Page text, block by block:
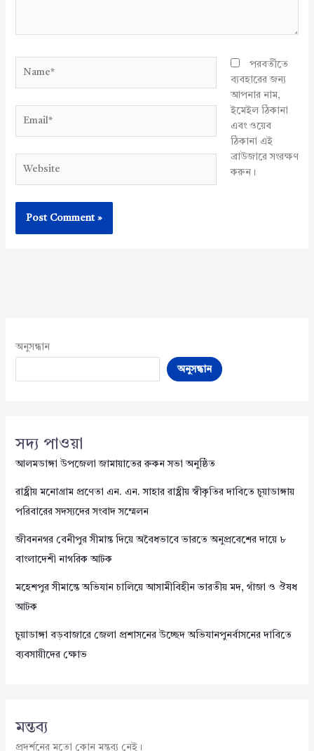
পরবর্তীতে
ব্যবহারের জন্য
আপনার নাম,
ইমেইল ঠিকানা
এবং ওয়েব
ঠিকানা এই
ব্রাউজারে সংরক্ষণ
করুন।
অনুসন্ধান
অনুসন্ধান
সদ্য পাওয়া
আলমডাঙ্গা উপজেলা জামায়াতের রুকন সভা অনুষ্ঠিত
রাষ্ট্রীয় মনোগ্রাম প্রণেতা এন. এন. সাহার রাষ্ট্রীয় স্বীকৃতির দাবিতে চুয়াডাঙ্গায়
পরিবারের সদস্যদের সংবাদ সম্মেলন
জীবননগর বেনীপুর সীমান্ত দিয়ে অবৈধভাবে ভারতে অনুপ্রবেশের দায়ে ৮
বাংলাদেশী নাগরিক আটক
মহেশপুর সীমান্তে অভিযান চালিয়ে আসামীবিহীন ভারতীয় মদ, গাঁজা ও ঔষধ
আটক
চুয়াডাঙ্গা বড়বাজারে জেলা প্রশাসনের উচ্ছেদ অভিযানপুনর্বাসনের দাবিতে
ব্যবসায়ীদের ক্ষোভ
মন্তব্য
প্রদর্শনের মতো কোন মন্তব্য নেই।